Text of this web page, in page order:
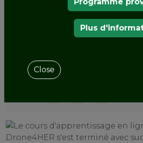
dans une exploration unique de
captivante entre les jardins
technologie de pointe des
contribué à une communauté
Plus
Close